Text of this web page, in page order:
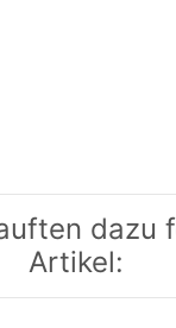
dazu
Artikel: